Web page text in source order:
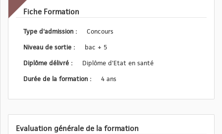
Fiche Formation
Type d'admission :
Concours
Niveau de sortie :
bac + 5
Diplôme délivré :
Diplôme d'Etat en santé
Durée de la formation :
4 ans
Evaluation générale de la formation